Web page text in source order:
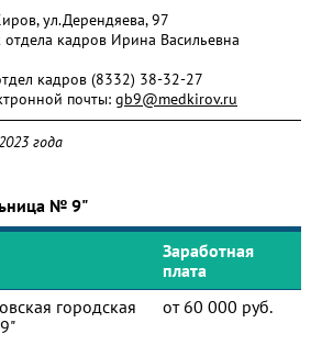
ул.Дерендяева, 97
отдела кадров Ирина Васильевна
кадров (8332) 38-32-27
почты: gb9@medkirov.ru
года
№ 9"
Заработная
плата
городская
от 60 000 руб.